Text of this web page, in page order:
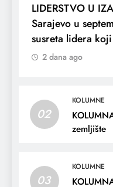
LIDERSTVO U
Sarajevo u
susreta lidera
2 dana ago
02
KOLUMNE
zemljište
03
KOLUMNE